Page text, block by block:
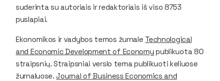
suderinta su autoriais ir redaktoriais iš viso 8753
puslapiai.
Ekonomikos ir vadybos temos žurnale Technological
and Economic Development of Economy publikuota 80
straipsnių. Straipsniai verslo tema publikuoti keliuose
žurnaluose.Journal of Business Economics and